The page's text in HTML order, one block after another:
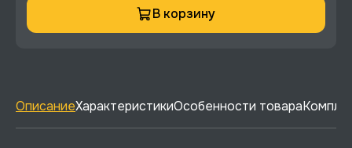
В корзину
ОписаниеХарактеристикиОсобенности товара